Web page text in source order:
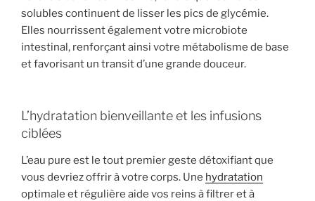
solubles continuent de lisser les pics de glycémie.
Elles nourrissent également votre microbiote
intestinal, renforçant ainsi votre métabolisme de base
et favorisant un transit d’une grande douceur.
L’hydratation bienveillante et les infusions
ciblées
L’eau pure est le tout premier geste détoxifiant que
vous devriez offrir à votre corps. Une hydratation
optimale et régulière aide vos reins à filtrer et à